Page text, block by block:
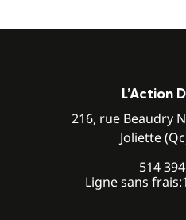
L’Action
216, rue Beaudry
Joliette
514
Ligne sans frais: